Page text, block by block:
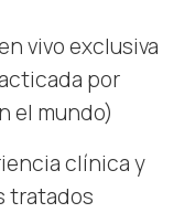
vivo exclusiva
por
el mundo)
clínica y
tratados